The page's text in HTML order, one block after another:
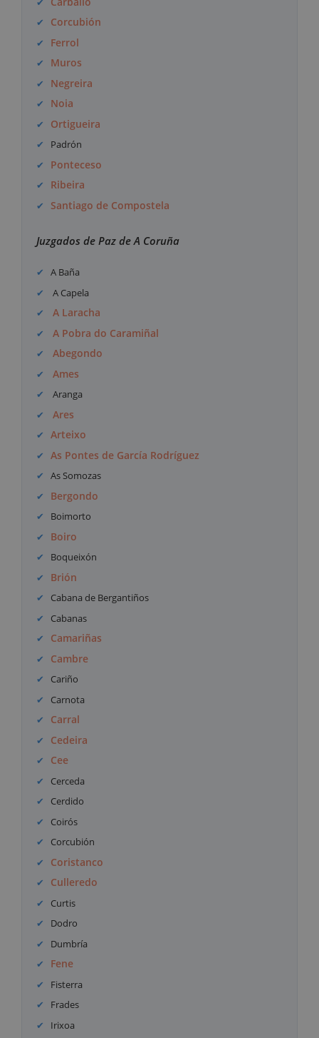
Corcubión
Ferrol
Muros
Negreira
Noia
Ortigueira
Padrón
Ponteceso
Ribeira
Santiago de Compostela
Juzgados de Paz de A Coruña
A Baña
A Capela
A Laracha
A Pobra do Caramiñal
Abegondo
Ames
Aranga
Ares
Arteixo
As Pontes de García Rodríguez
As Somozas
Bergondo
Boimorto
Boiro
Boqueixón
Brión
Cabana de Bergantiños
Cabanas
Camariñas
Cambre
Cariño
Carnota
Carral
Cedeira
Cee
Cerceda
Cerdido
Coirós
Corcubión
Coristanco
Culleredo
Curtis
Dodro
Dumbría
Fene
Fisterra
Frades
Irixoa